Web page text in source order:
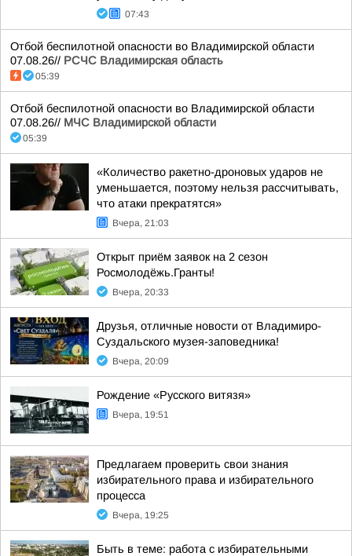
07:43
Отбой беспилотной опасности во Владимирской области
07.08.26// РСЧС Владимирская область
05:39
Отбой беспилотной опасности во Владимирской области
07.08.26// МЧС Владимирской области
05:39
«Количество ракетно-дроновых ударов не
уменьшается, поэтому нельзя рассчитывать,
что атаки прекратятся»
Вчера, 21:03
Открыт приём заявок на 2 сезон
Росмолодёжь.Гранты!
Вчера, 20:33
Друзья, отличные новости от Владимиро-
Суздальского музея-заповедника!
Вчера, 20:09
Рождение «Русского витязя»
Вчера, 19:51
Предлагаем проверить свои знания
избирательного права и избирательного
процесса
Вчера, 19:25
Быть в теме: работа с избирательными